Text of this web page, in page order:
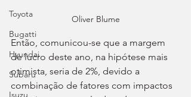
Toyota
Bugatti
Hyundai
Subaru
Isuzu
Oliver Blume
Então, comunicou-se que a margem
de lucro deste ano, na hipótese mais
otimista, seria de 2%, devido a
combinação de fatores com impactos